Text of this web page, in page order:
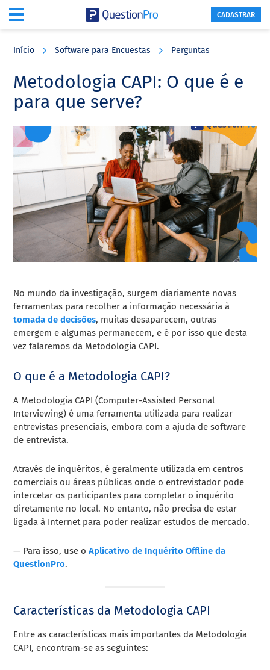
content
sidebar
CADASTRAR
Início Software para Encuestas Perguntas
Metodologia CAPI: O que é e
para que serve?
No mundo da investigação, surgem diariamente novas
ferramentas para recolher a informação necessária à
tomada de decisões, muitas desaparecem, outras
emergem e algumas permanecem, e é por isso que desta
vez falaremos da Metodologia CAPI.
O que é a Metodologia CAPI?
A Metodologia CAPI (Computer-Assisted Personal
Interviewing) é uma ferramenta utilizada para realizar
entrevistas presenciais, embora com a ajuda de software
de entrevista.
Através de inquéritos, é geralmente utilizada em centros
comerciais ou áreas públicas onde o entrevistador pode
intercetar os participantes para completar o inquérito
diretamente no local. No entanto, não precisa de estar
ligada à Internet para poder realizar estudos de mercado.
— Para isso, use oAplicativo de Inquérito Offline da
QuestionPro.
Características da Metodologia CAPI
Entre as características mais importantes da Metodologia
CAPI, encontram-se as seguintes: